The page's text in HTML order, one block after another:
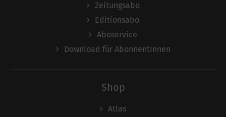
Zeitungsabo
Editionsabo
Aboservice
Download für AbonnentInnen
Shop
Atlas